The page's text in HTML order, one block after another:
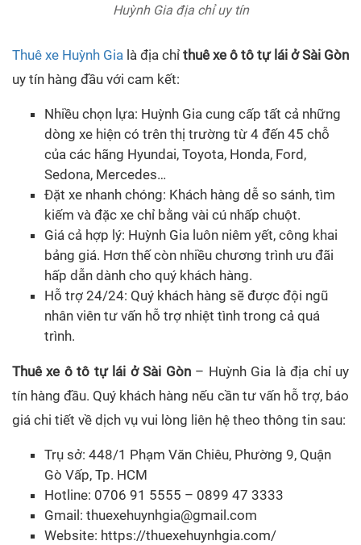
Huỳnh Gia địa chỉ uy tín
Thuê xe Huỳnh Gia là địa chỉ thuê xe ô tô tự lái ở Sài Gòn
uy tín hàng đầu với cam kết:
Nhiều chọn lựa: Huỳnh Gia cung cấp tất cả những
dòng xe hiện có trên thị trường từ 4 đến 45 chỗ
của các hãng Hyundai, Toyota, Honda, Ford,
Sedona, Mercedes…
Đặt xe nhanh chóng: Khách hàng dễ so sánh, tìm
kiếm và đặc xe chỉ bằng vài cú nhấp chuột.
Giá cả hợp lý: Huỳnh Gia luôn niêm yết, công khai
bảng giá. Hơn thế còn nhiều chương trình ưu đãi
hấp dẫn dành cho quý khách hàng.
Hỗ trợ 24/24: Quý khách hàng sẽ được đội ngũ
nhân viên tư vấn hỗ trợ nhiệt tình trong cả quá
trình.
Thuê xe ô tô tự lái ở Sài Gòn– Huỳnh Gia là địa chỉ uy
tín hàng đầu. Quý khách hàng nếu cần tư vấn hỗ trợ, báo
giá chi tiết về dịch vụ vui lòng liên hệ theo thông tin sau:
Trụ sở: 448/1 Phạm Văn Chiêu, Phường 9, Quận
Gò Vấp, Tp. HCM
Hotline: 0706 91 5555 – 0899 47 3333
Gmail: thuexehuynhgia@gmail.com
Website: https://thuexehuynhgia.com/